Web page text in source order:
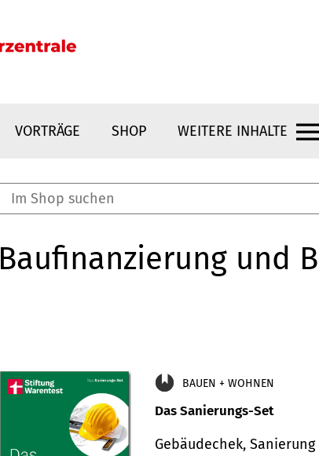
VORTRÄGE SHOP WEITERE INHALTE
Baufinanzierung und
BAUEN + WOHNEN
Das Sanierungs-Set
Gebäudechek,